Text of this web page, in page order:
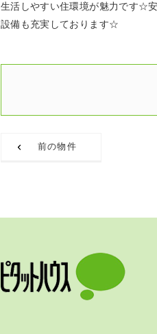
生活しやすい住環境が魅力です☆
設備も充実しております☆
前の物件